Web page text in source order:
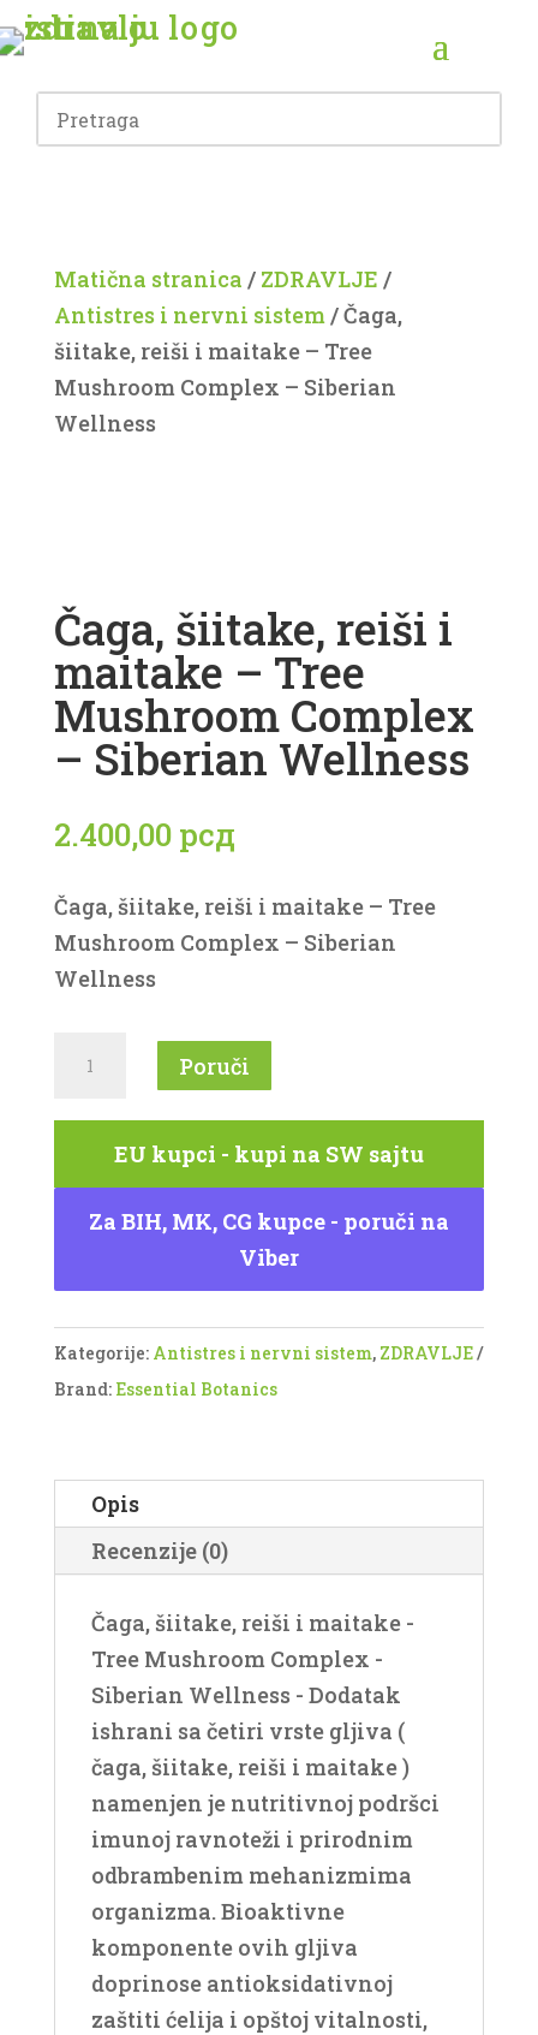
Matična stranica / ZDRAVLJE /
Antistres i nervni sistem/ Čaga,
šiitake, reiši i maitake – Tree
Mushroom Complex – Siberian
Wellness
Čaga, šiitake, reiši i
maitake – Tree
Mushroom Complex
– Siberian Wellness
2.400,00 рсд
Čaga, šiitake, reiši i maitake – Tree
Mushroom Complex – Siberian
Wellness
reiši
maitake
Complex
količina
Poruči
EU kupci - kupi na SW sajtu
Za BIH, MK, CG kupce - poruči na
Viber
Kategorije: Antistres i nervni sistem, ZDRAVLJE
Brand: Essential Botanics
Opis
Recenzije (0)
Čaga, šiitake, reiši i maitake -
Tree Mushroom Complex -
Siberian Wellness - Dodatak
ishrani sa četiri vrste gljiva (
čaga, šiitake, reiši i maitake )
namenjen je nutritivnoj podršci
imunoj ravnoteži i prirodnim
odbrambenim mehanizmima
organizma. Bioaktivne
komponente ovih gljiva
doprinose antioksidativnoj
zaštiti ćelija i opštoj vitalnosti,